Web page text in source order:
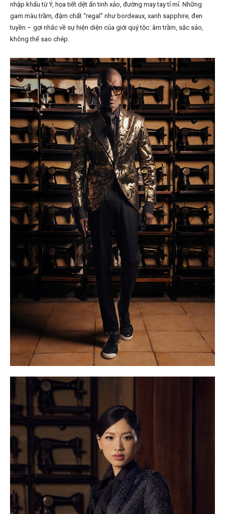
nhập khẩu từ Ý, họa tiết dệt ẩn tinh xảo, đường may tay tỉ mỉ. Những
gam màu trầm, đậm chất “regal” như bordeaux, xanh sapphire, đen
tuyền – gợi nhắc về sự hiện diện của giới quý tộc: âm trầm, sắc sảo,
không thể sao chép.